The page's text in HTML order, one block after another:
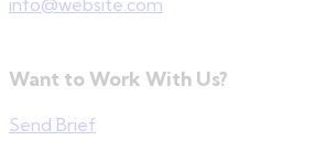
Want to Work With Us?
Send Brief